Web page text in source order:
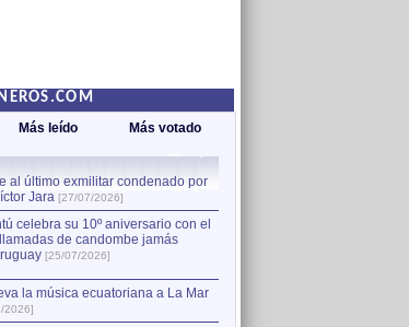
Más leído Más votado
al último exmilitar condenado por
Jara [27/07/2026]
celebra su 10º aniversario con el
de candombe jamás
[25/07/2026]
la música ecuatoriana a La Mar
2026]